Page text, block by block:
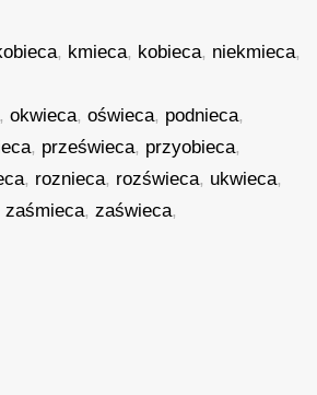
, kmieca, kobieca, niekmieca,
,okwieca,oświeca, podnieca,
, prześwieca, przyobieca,
, roznieca, rozświeca, ukwieca,
zaśmieca,zaświeca,